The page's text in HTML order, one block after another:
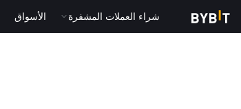
شراء العملات المشفرة الأسواق